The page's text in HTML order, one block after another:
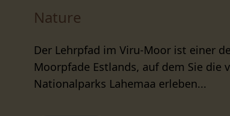
Nature
Der Lehrpfad im Viru-Moor ist einer
Moorpfade Estlands, auf dem Sie die
Nationalparks Lahemaa erleben...